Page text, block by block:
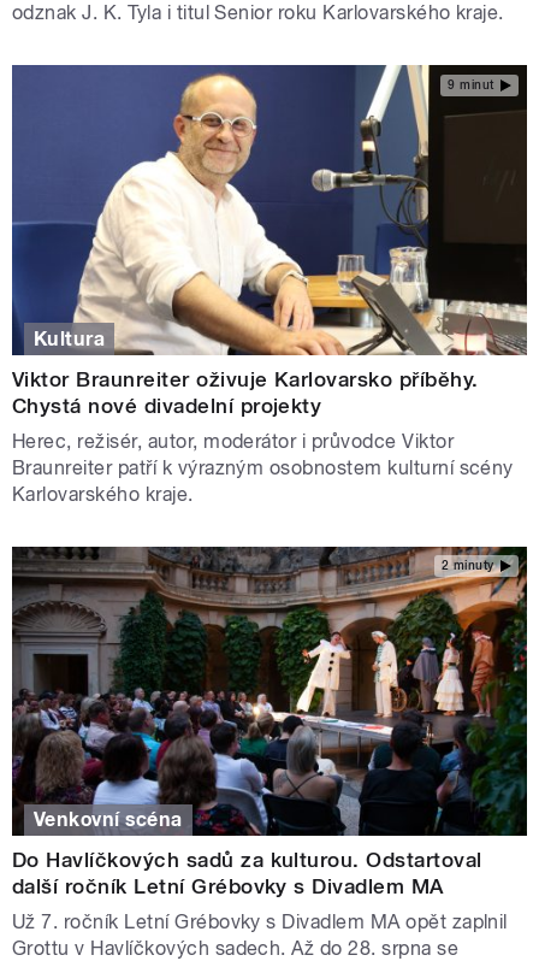
odznak J. K. Tyla i titul Senior roku Karlovarského kraje.
9 minut
Kultura
Viktor Braunreiter oživuje Karlovarsko příběhy.
Chystá nové divadelní projekty
Herec, režisér, autor, moderátor i průvodce Viktor
Braunreiter patří k výrazným osobnostem kulturní scény
Karlovarského kraje.
2 minuty
Venkovní scéna
Do Havlíčkových sadů za kulturou. Odstartoval
další ročník Letní Grébovky s Divadlem MA
Už 7. ročník Letní Grébovky s Divadlem MA opět zaplnil
Grottu v Havlíčkových sadech. Až do 28. srpna se